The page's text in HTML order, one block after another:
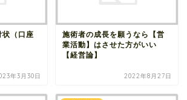
（口座
年3月30日
施術者の成長を願うなら【営
業活動】はさせた方がいい
【経営論】
2022年8月27日